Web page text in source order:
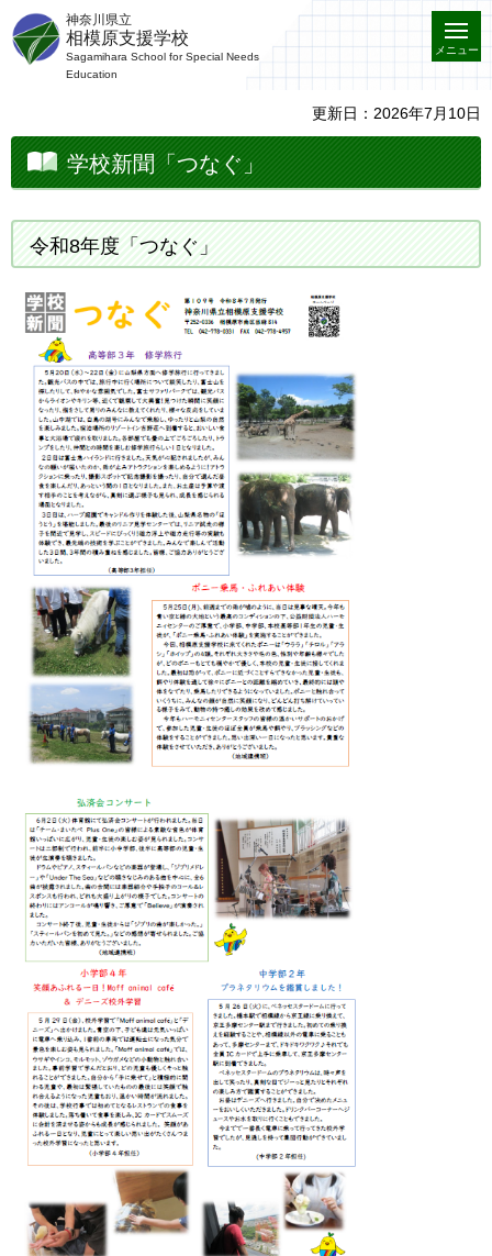
神奈川県立
相模原支援学校
Sagamihara School for Special Needs
Education
メニュー
更新日：2026年7月10日
学校新聞「つなぐ」
令和8年度「つなぐ」